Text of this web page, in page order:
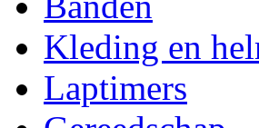
Kleding en
Laptimers